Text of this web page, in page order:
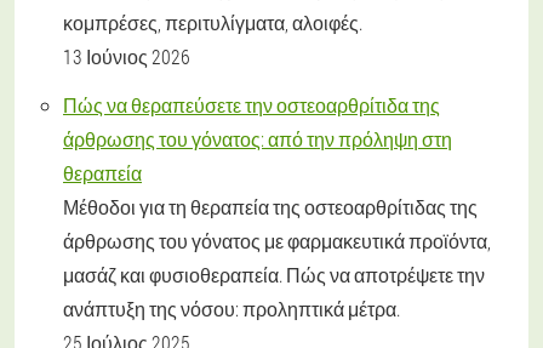
κομπρέσες, περιτυλίγματα, αλοιφές.
13 Ιούνιος 2026
Πώς να θεραπεύσετε την οστεοαρθρίτιδα της
άρθρωσης του γόνατος: από την πρόληψη στη
θεραπεία
Μέθοδοι για τη θεραπεία της οστεοαρθρίτιδας της
άρθρωσης του γόνατος με φαρμακευτικά προϊόντα,
μασάζ και φυσιοθεραπεία. Πώς να αποτρέψετε την
ανάπτυξη της νόσου: προληπτικά μέτρα.
25 Ιούλιος 2025